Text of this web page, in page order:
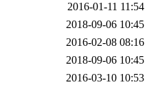
2016-01-11 11:54
2018-09-06 10:45
2016-02-08 08:16
2018-09-06 10:45
2016-03-10 10:53